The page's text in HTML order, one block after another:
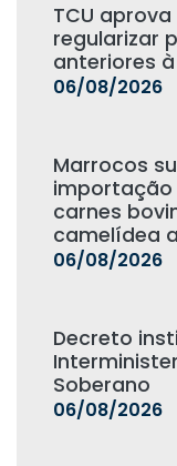
TCU
regularizar
anteriores
06/08/2026
Marrocos
importação
carnes
camelídea
06/08/2026
Decreto
Soberano
06/08/2026